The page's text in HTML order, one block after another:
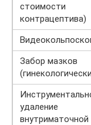
стоимости
контрацептива)
Забор мазков
удаление
внутриматочной